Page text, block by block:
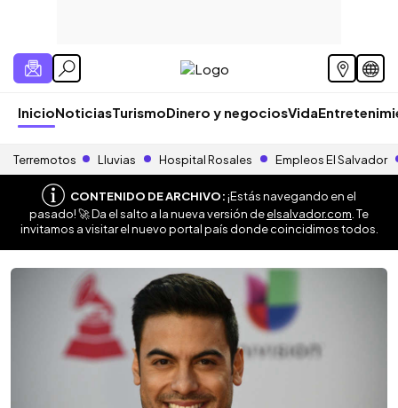
InicioNoticiasTurismoDinero y negociosVida
Terremotos Lluvias Hospital Rosales Empleos El Salvador
CONTENIDO DE ARCHIVO:¡Estás navegando en el
pasado! 🚀 Da el salto a la nueva versión deelsalvador.com . Te
invitamos a visitar el nuevo portal país donde coincidimos todos.